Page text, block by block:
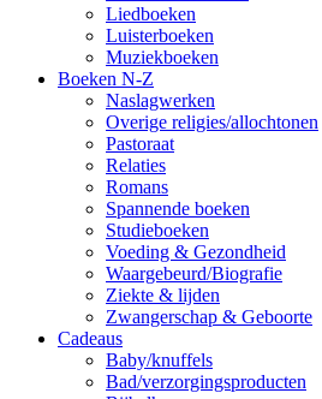
Liedboeken
Luisterboeken
Muziekboeken
Boeken N-Z
Naslagwerken
Overige religies/allochtonen
Pastoraat
Relaties
Romans
Spannende boeken
Studieboeken
Voeding & Gezondheid
Waargebeurd/Biografie
Ziekte & lijden
Zwangerschap & Geboorte
Cadeaus
Baby/knuffels
Bad/verzorgingsproducten